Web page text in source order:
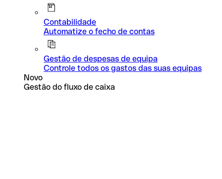
Contabilidade
Automatize o fecho de contas
Gestão de despesas de equipa
Controle todos os gastos das suas equipas
Novo
Gestão do fluxo de caixa